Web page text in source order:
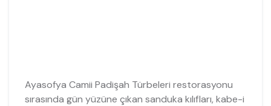
Ayasofya Camii Padişah Türbeleri restorasyonu
sırasında gün yüzüne çıkan sanduka kılıfları, kabe-i